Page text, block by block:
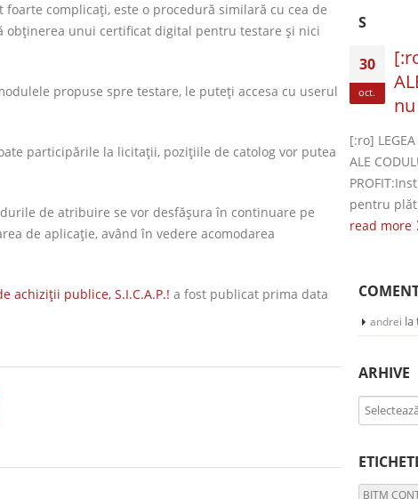
complicaţi, este o procedură similară cu cea de
obţinerea unui certificat digital pentru testare şi nici
propuse spre testare, le puteţi accesa cu userul
participările la licitaţii, poziţiile de catolog vor putea
de atribuire se vor desfăşura în continuare pe
de aplicaţie, având în vedere acomodarea
achiziţii publice, S.I.C.A.P.! a fost publicat prima data
S
30
oct.
[:ro]
ALE
pentru
read more
andrei la
ARHIVE
Arhive
BITM